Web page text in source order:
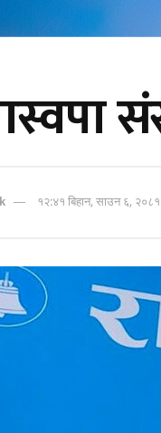
१२:४१ बिहान, साउन ६, २०८१